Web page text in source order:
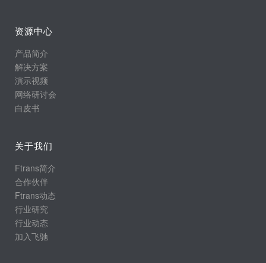
资源中心
产品简介
解决方案
演示视频
网络研讨会
白皮书
关于我们
Ftrans简介
合作伙伴
Ftrans动态
行业研究
行业动态
加入飞驰